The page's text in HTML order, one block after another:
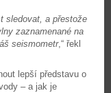
sledovat, a přestože
zaznamenané na
seismometr,“ řekl
lepší představu o
– a jak je